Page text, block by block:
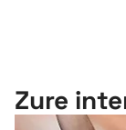
Zure